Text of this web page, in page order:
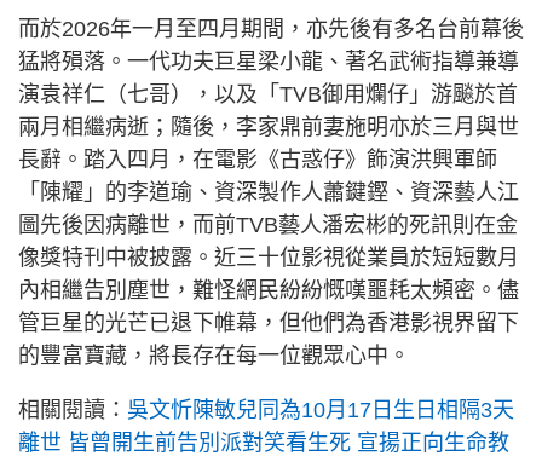
而於2026年一月至四月期間，亦先後有多名台前幕後
猛將殞落。一代功夫巨星梁小龍、著名武術指導兼導
演袁祥仁（七哥），以及「TVB御用爛仔」游飈於首
兩月相繼病逝；隨後，李家鼎前妻施明亦於三月與世
長辭。踏入四月，在電影《古惑仔》飾演洪興軍師
「陳耀」的李道瑜、資深製作人蕭鍵鏗、資深藝人江
圖先後因病離世，而前TVB藝人潘宏彬的死訊則在金
像獎特刊中被披露。近三十位影視從業員於短短數月
內相繼告別塵世，難怪網民紛紛慨嘆噩耗太頻密。儘
管巨星的光芒已退下帷幕，但他們為香港影視界留下
的豐富寶藏，將長存在每一位觀眾心中。
相關閱讀： 吳文忻陳敏兒同為10月17日生日相隔3天
離世 皆曾開生前告別派對笑看生死 宣揚正向生命教